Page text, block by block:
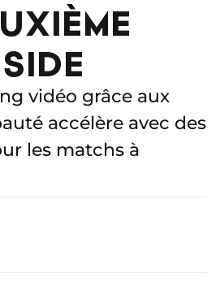
vidéo grâce aux
accélère avec des
les matchs à